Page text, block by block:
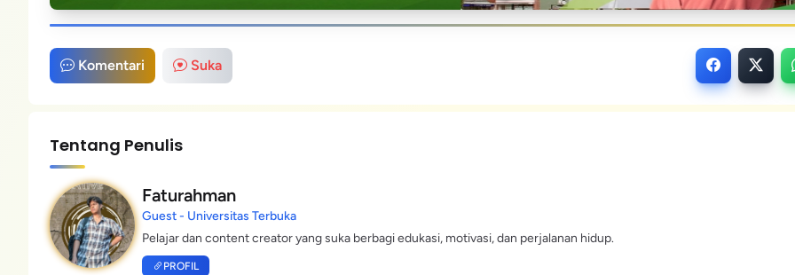
Komentari Suka
Tentang Penulis
Faturahman
Guest - Universitas Terbuka
Pelajar dan content creator yang suka berbagi edukasi, motivasi, dan perjalanan hidup.
PROFIL